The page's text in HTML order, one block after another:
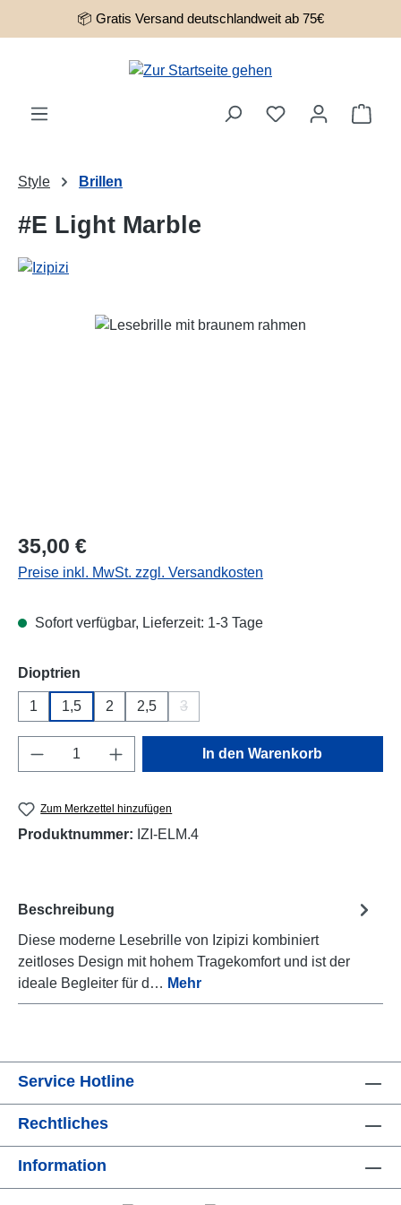
Zum Hauptinhalt springen
📦 Gratis Versand deutschlandweit ab 75€
Style Brillen
#E Light Marble
Bildergalerie überspringen
Regulärer Preis:
35,00 €
Preise inkl. MwSt. zzgl. Versandkosten
Sofort verfügbar, Lieferzeit: 1-3 Tage
Dioptrien
1 1,5 2 2,5 3
Produkt Anzahl: Gib den gewünschten
In den Warenkorb
Zum Merkzettel hinzufügen
Produktnummer: IZI-ELM.4
Beschreibung
Diese moderne Lesebrille von Izipizi kombiniert
zeitloses Design mit hohem Tragekomfort und ist der
ideale Begleiter für d… Mehr
Service Hotline
Rechtliches
Information